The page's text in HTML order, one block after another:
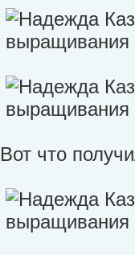
Вот что